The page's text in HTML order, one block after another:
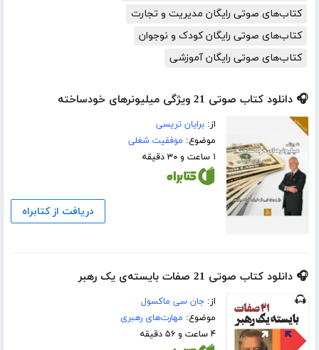
کتاب‌های صوتی رایگان مدیریت و تجارت
کتاب‌های صوتی رایگان کودک و نوجوان
کتاب‌های صوتی رایگان آموزشی
🎧 دانلود کتاب صوتی 21 ویژگی میلیونرهای خودساخته
از:برایان تریسی
موضوع: موفقیت شغلی
۱ ساعت و ۳۰ دقیقه
دریافت از کتابراه
🎧 دانلود کتاب صوتی 21 صفات بایسته‌ی یک رهبر
از:جان سی ماکسول
موضوع: مهارت‌های رهبری
۴ ساعت و ۵۶ دقیقه